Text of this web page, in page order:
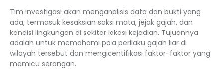
Tim investigasi akan menganalisis data dan bukti yang
ada, termasuk kesaksian saksi mata, jejak gajah, dan
kondisi lingkungan di sekitar lokasi kejadian. Tujuannya
adalah untuk memahami pola perilaku gajah liar di
wilayah tersebut dan mengidentifikasi faktor-faktor yang
memicu serangan.